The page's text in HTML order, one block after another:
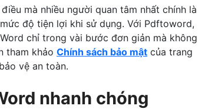
mà nhiều người quan tâm nhất chính là
độ tiện lợi khi sử dụng. Với Pdftoword,
chỉ trong vài bước đơn giản mà không
tham khảo Chính sách bảo mật của trang
vệ an toàn.
nhanh chóng